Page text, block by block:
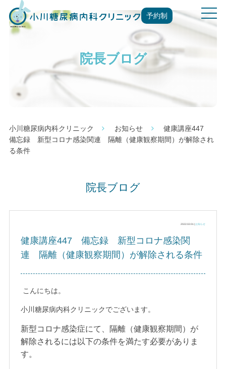
予約制
t
o
g
院長ブログ
小川糖尿病内科クリニック お知らせ
健康講座447
備忘録 新型コロナ感染関連 隔離（健康観察期間）が解除され
る条件
院長ブログ
2022.02.01 |お知らせ
健康講座447 備忘録 新型コロナ感染関
連 隔離（健康観察期間）が解除される条件
こんにちは。
小川糖尿病内科クリニックでございます。
新型コロナ感染症にて、隔離（健康観察期間）が
解除されるには以下の条件を満たす必要がありま
す。